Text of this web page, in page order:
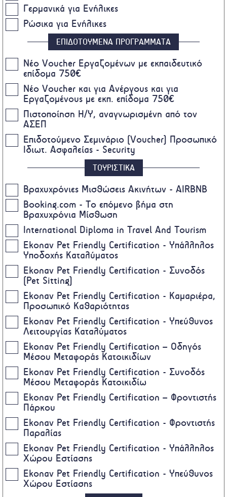
Γερμανικά για Ενήλικες
Ρώσικα για Ενήλικες
ΕΠΙΔΟΤΟΥΜΕΝΑ ΠΡΟΓΡΑΜΜΑΤΑ
Nέο Voucher Εργαζομένων με εκπαιδευτικό
επίδομα 750€
Νέο Voucher και για Ανέργους και για
Εργαζομένους με εκπ. επίδομα 750€
Πιστοποίηση Η/Υ, αναγνωρισμένη από τον
ΑΣΕΠ
Επιδοτούμενο Σεμινάριο (Voucher) Προσωπικό
Ιδιωτ. Ασφαλείας - Security
ΤΟΥΡΙΣΤΙΚΑ
Βραχυχρόνιες Μισθώσεις Ακινήτων - AIRBNB
Booking.com - Το επόμενο βήμα στη
Βραχυχρόνια Μίσθωση
International Diploma in Travel And Tourism
Ekonav Pet Friendly Certification - Υπάλληλος
Υποδοχής Καταλύματος
Ekonav Pet Friendly Certification - Συνοδός
(Pet Sitting)
Ekonav Pet Friendly Certification - Καμαριέρα,
Προσωπικό Καθαριότητας
Ekonav Pet Friendly Certification - Υπεύθυνος
Λειτουργίας Καταλύματος
Ekonav Pet Friendly Certification – Οδηγός
Μέσου Μεταφοράς Κατοικιδίων
Ekonav Pet Friendly Certification - Συνοδός
Μέσου Μεταφοράς Κατοικιδίω
Ekonav Pet Friendly Certification – Φροντιστής
Πάρκου
Ekonav Pet Friendly Certification - Φροντιστής
Παραλίας
Ekonav Pet Friendly Certification - Υπάλληλος
Χώρου Εστίασης
Ekonav Pet Friendly Certification - Υπεύθυνος
Χώρου Εστίασης